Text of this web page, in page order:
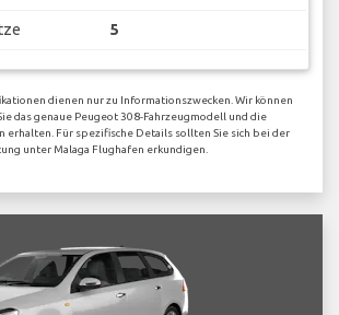
5
dienen nur zu Informationszwecken. Wir können
das genaue Peugeot 308-Fahrzeugmodell und die
erhalten. Für spezifische Details sollten Sie sich bei der
unter Malaga Flughafen erkundigen.